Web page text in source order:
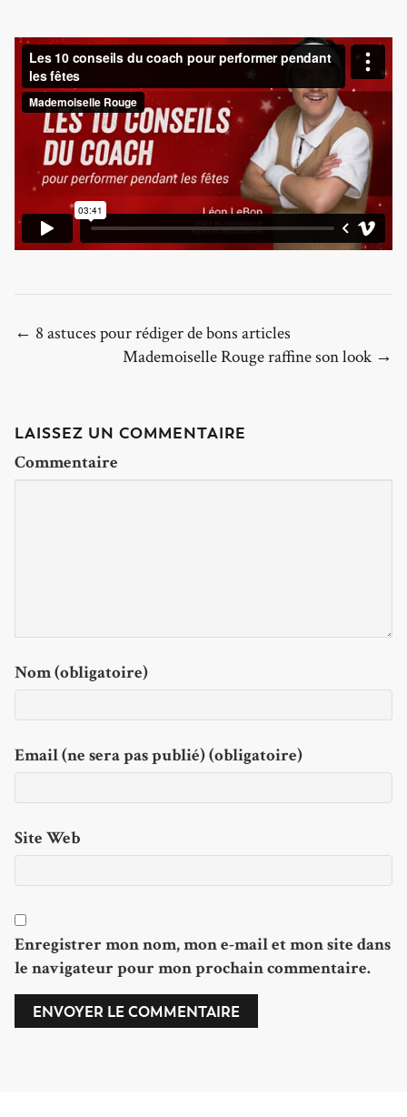
← 8 astuces pour rédiger de bons articles
Mademoiselle Rouge raffine son look →
LAISSEZ UN COMMENTAIRE
Commentaire
Nom (obligatoire)
Email (ne sera pas publié) (obligatoire)
Site Web
Enregistrer mon nom, mon e-mail et mon site dans
le navigateur pour mon prochain commentaire.